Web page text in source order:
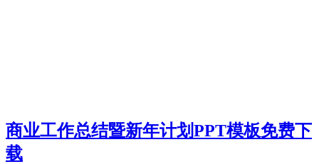
商业工作总结暨新年计划PPT模板免费下
载